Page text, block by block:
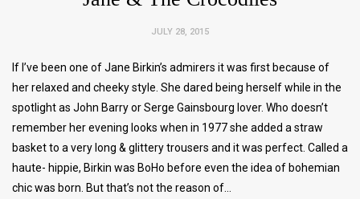
JULY 28, 2015
If I’ve been one of Jane Birkin’s admirers it was first because of
her relaxed and cheeky style. She dared being herself while in the
spotlight as John Barry or Serge Gainsbourg lover. Who doesn’t
remember her evening looks when in 1977 she added a straw
basket to a very long & glittery trousers and it was perfect. Called a
haute- hippie, Birkin was BoHo before even the idea of bohemian
chic was born. But that’s not the reason of…